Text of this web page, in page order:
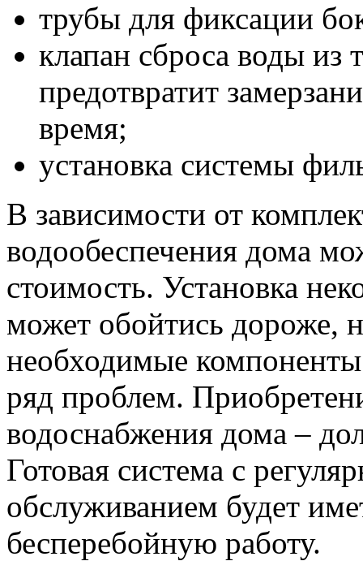
трубы для фиксации
клапан сброса воды из
предотвратит
время;
установка системы
В зависимости от
водообеспечения дома
стоимость. Установка
может обойтись дороже,
необходимые
ряд проблем.
водоснабжения дома –
Готовая система с
обслуживанием будет
бесперебойную работу.